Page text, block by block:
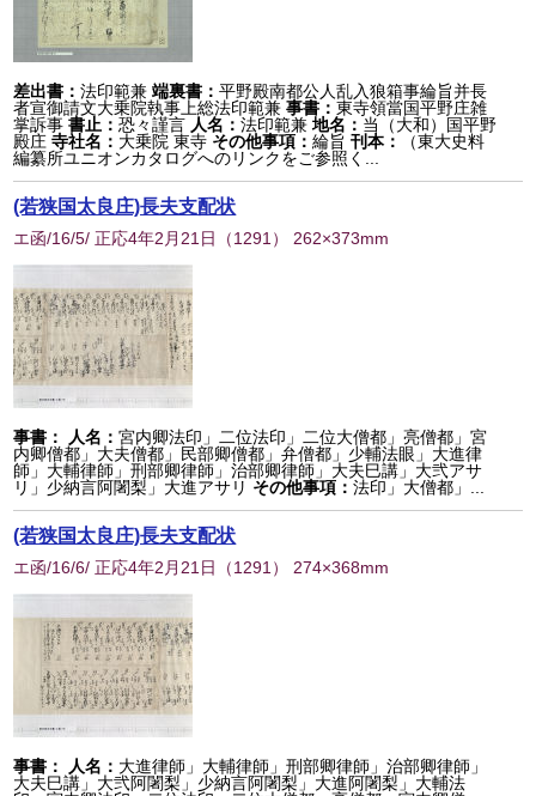
差出書：法印範兼 端裏書：平野殿南都公人乱入狼箱事綸旨并長
者宣御請文大乗院執事上総法印範兼 事書：東寺領當国平野庄雑
掌訴事 書止：恐々謹言 人名：法印範兼 地名： 当（大和）国平野
殿庄 寺社名： 大乗院 東寺 その他事項：綸旨 刊本：
（東大史料
編纂所ユニオンカタログへのリンクをご参照く...
(若狭国太良庄)長夫支配状
エ函/16/5/ 正応4年2月21日 （1291 ） 262×373mm
事書： 人名：宮内卿法印」二位法印」二位大僧都」亮僧都」宮
内卿僧都」大夫僧都」民部卿僧都」弁僧都」少輔法眼」大進律
師」大輔律師」刑部卿律師」治部卿律師」大夫巳講」大弐アサ
リ」少納言阿闍梨」大進アサリ その他事項：法印」大僧都」...
(若狭国太良庄)長夫支配状
エ函/16/6/ 正応4年2月21日 （1291 ） 274×368mm
事書： 人名： 大進律師」大輔律師」刑部卿律師」治部卿律師」
大夫巳講」大弐阿闍梨」少納言阿闍梨」大進阿闍梨」大輔法